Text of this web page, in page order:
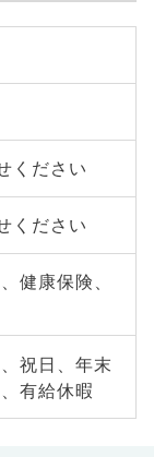
ください
ください
健康保険、
祝日、年末
有給休暇